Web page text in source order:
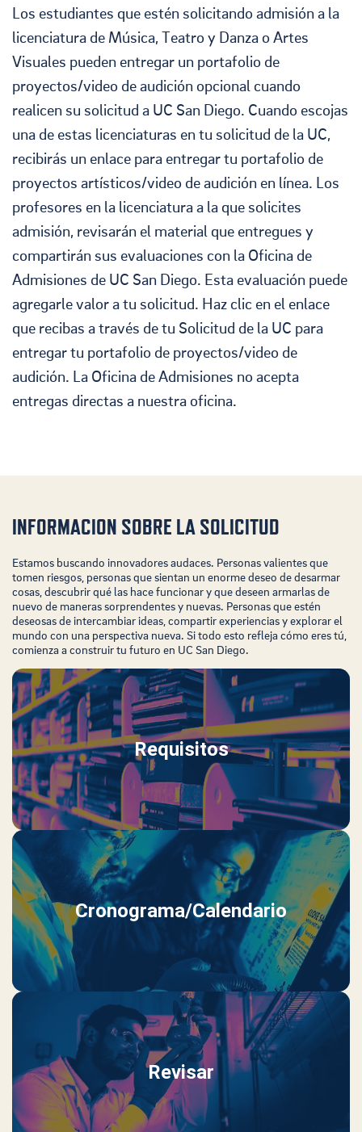
Los estudiantes que estén solicitando admisión a la
licenciatura de Música, Teatro y Danza o Artes
Visuales pueden entregar un portafolio de
proyectos/video de audición opcional cuando
realicen su solicitud a UC San Diego. Cuando escojas
una de estas licenciaturas en tu solicitud de la UC,
recibirás un enlace para entregar tu portafolio de
proyectos artísticos/video de audición en línea. Los
profesores en la licenciatura a la que solicites
admisión, revisarán el material que entregues y
compartirán sus evaluaciones con la Oficina de
Admisiones de UC San Diego. Esta evaluación puede
agregarle valor a tu solicitud. Haz clic en el enlace
que recibas a través de tu Solicitud de la UC para
entregar tu portafolio de proyectos/video de
audición. La Oficina de Admisiones no acepta
entregas directas a nuestra oficina.
INFORMACION SOBRE LA SOLICITUD
Estamos buscando innovadores audaces. Personas valientes que
tomen riesgos, personas que sientan un enorme deseo de desarmar
cosas, descubrir qué las hace funcionar y que deseen armarlas de
nuevo de maneras sorprendentes y nuevas. Personas que estén
deseosas de intercambiar ideas, compartir experiencias y explorar el
mundo con una perspectiva nueva. Si todo esto refleja cómo eres tú,
comienza a construir tu futuro en UC San Diego.
Requisitos
Cronograma/Calendario
Revisar